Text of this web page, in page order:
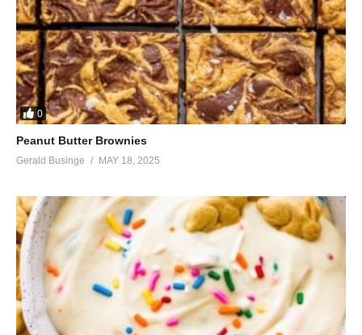
0
Peanut Butter Brownies
Gerald Businge MAY 18, 2025